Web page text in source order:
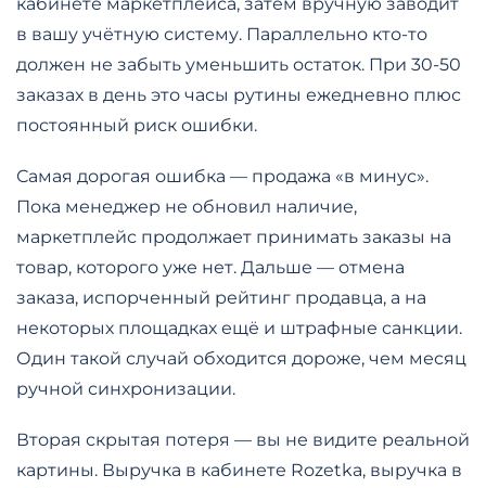
в вашу учётную систему. Параллельно кто-то
должен не забыть уменьшить остаток. При 30-50
заказах в день это часы рутины ежедневно плюс
постоянный риск ошибки.
Самая дорогая ошибка — продажа «в минус».
Пока менеджер не обновил наличие,
маркетплейс продолжает принимать заказы на
товар, которого уже нет. Дальше — отмена
заказа, испорченный рейтинг продавца, а на
некоторых площадках ещё и штрафные санкции.
Один такой случай обходится дороже, чем месяц
ручной синхронизации.
Вторая скрытая потеря — вы не видите реальной
картины. Выручка в кабинете Rozetka, выручка в